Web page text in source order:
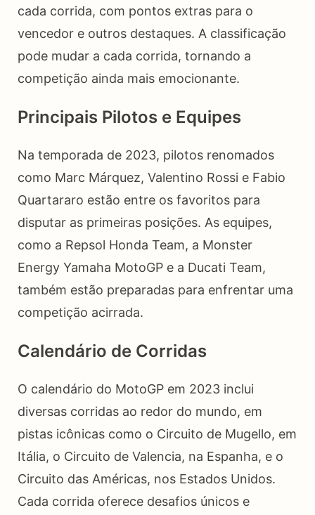
cada corrida, com pontos extras para o
vencedor e outros destaques. A classificação
pode mudar a cada corrida, tornando a
competição ainda mais emocionante.
Principais Pilotos e Equipes
Na temporada de 2023, pilotos renomados
como Marc Márquez, Valentino Rossi e Fabio
Quartararo estão entre os favoritos para
disputar as primeiras posições. As equipes,
como a Repsol Honda Team, a Monster
Energy Yamaha MotoGP e a Ducati Team,
também estão preparadas para enfrentar uma
competição acirrada.
Calendário de Corridas
O calendário do MotoGP em 2023 inclui
diversas corridas ao redor do mundo, em
pistas icônicas como o Circuito de Mugello, em
Itália, o Circuito de Valencia, na Espanha, e o
Circuito das Américas, nos Estados Unidos.
Cada corrida oferece desafios únicos e